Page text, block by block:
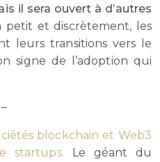
il sera ouvert à d’autres
petit et discrètement, les
leurs transitions vers le
signe de l’adoption qui
–
blockchain et Web3
startups. Le géant du